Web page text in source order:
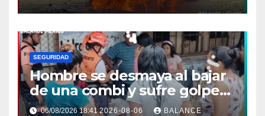
SEGURIDAD
Hombre se desmaya al bajar
de una combi y sufre golpe
en la cabeza en Tapachula
06/08/2026 18:412026-08-06 BALANCE